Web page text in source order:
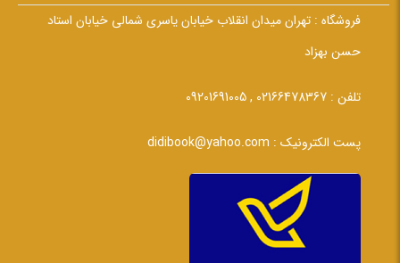
فروشگاه : تهران میدان انقلاب خیابان یاسری شمالی خیابان استاد
حسن بهزاد
تلفن : 02166478367 , 09201691005
پست الکترونیک : didibook@yahoo.com